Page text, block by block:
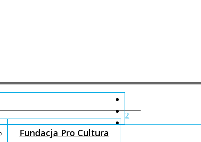
Fundacja Pro Cultura
2